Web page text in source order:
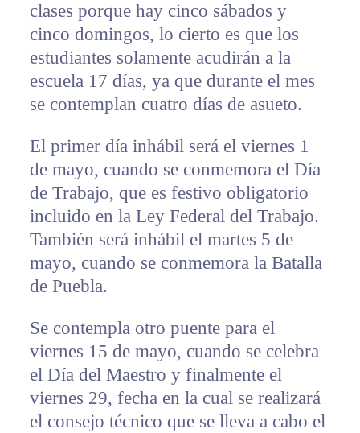
clases porque hay cinco sábados y
cinco domingos, lo cierto es que los
estudiantes solamente acudirán a la
escuela 17 días, ya que durante el mes
se contemplan cuatro días de asueto.
El primer día inhábil será el viernes 1
de mayo, cuando se conmemora el Día
de Trabajo, que es festivo obligatorio
incluido en la Ley Federal del Trabajo.
También será inhábil el martes 5 de
mayo, cuando se conmemora la Batalla
de Puebla.
Se contempla otro puente para el
viernes 15 de mayo, cuando se celebra
el Día del Maestro y finalmente el
viernes 29, fecha en la cual se realizará
el consejo técnico que se lleva a cabo el